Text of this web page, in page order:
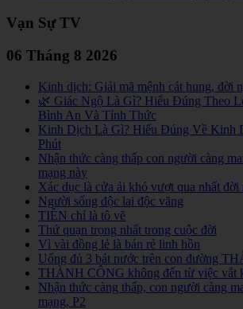
Vạn Sự TV
06 Tháng 8 2026
Kinh dịch: Giải mã mệnh cát hung, đời
🌿 Giác Ngộ Là Gì? Hiểu Đúng Theo
Bình An Và Tỉnh Thức
Kinh Dịch Là Gì? Hiểu Đúng Về Kinh
Phút
Nhận thức càng thấp con người càng
mạng này
Xác dục là cửa ải khó vượt qua nhất đời
Người sống độc lai độc vãng
TIỀN chỉ là tô vẽ
Thứ quạn trọng nhất trong cuộc đời
Vì vài đồng lẻ là bán rẻ linh hồn
Uống đủ 3 bát nước trên con đường
THÀNH CÔNG không đến từ việc vắt
Nhận thức càng thấp, con người càng
mạng, P2